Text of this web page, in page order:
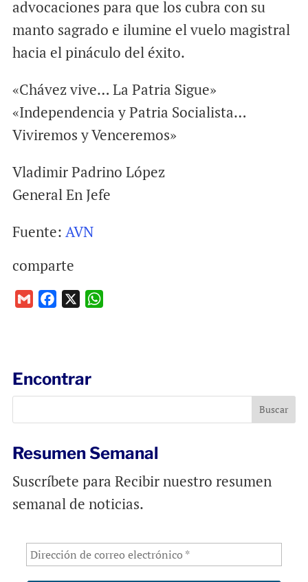
advocaciones para que los cubra con su
manto sagrado e ilumine el vuelo magistral
hacia el pináculo del éxito.
«Chávez vive… La Patria Sigue»
«Independencia y Patria Socialista…
Viviremos y Venceremos»
Vladimir Padrino López
General En Jefe
Fuente: AVN
comparte
o
k
p
Encontrar
Resumen Semanal
Suscríbete para Recibir nuestro resumen
semanal de noticias.